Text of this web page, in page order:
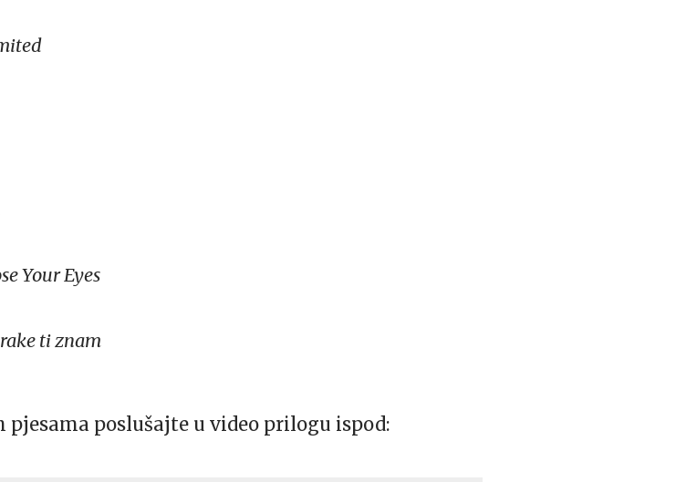
Your Eyes
ti znam
poslušajte u video prilogu ispod: